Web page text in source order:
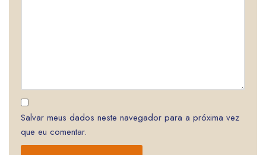
Salvar meus dados neste navegador para a próxima vez
que eu comentar.